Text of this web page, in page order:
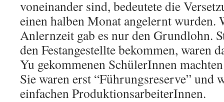
voneinander sind, bedeutete die
einen halben Monat angelernt wurden.
Anlernzeit gab es nur den Grundlohn.
den Festangestellte bekommen, waren
Yu gekommenen SchülerInnen
Sie waren erst “Führungsreserve” und
einfachen ProduktionsarbeiterInnen.